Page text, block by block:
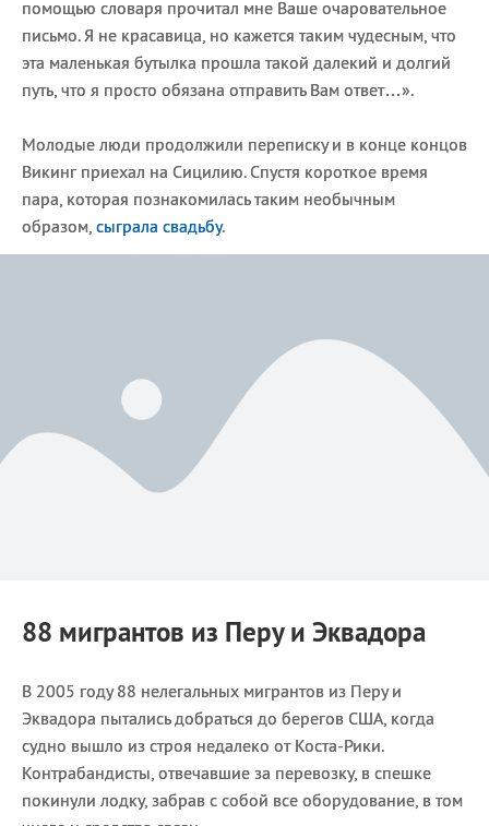
помощью словаря прочитал мне Ваше очаровательное
письмо. Я не красавица, но кажется таким чудесным, что
эта маленькая бутылка прошла такой далекий и долгий
путь, что я просто обязана отправить Вам ответ…».
Молодые люди продолжили переписку и в конце концов
Викинг приехал на Сицилию. Спустя короткое время
пара, которая познакомилась таким необычным
образом, сыграла свадьбу.
88 мигрантов из Перу и Эквадора
В 2005 году 88 нелегальных мигрантов из Перу и
Эквадора пытались добраться до берегов США, когда
судно вышло из строя недалеко от Коста-Рики.
Контрабандисты, отвечавшие за перевозку, в спешке
покинули лодку, забрав с собой все оборудование, в том